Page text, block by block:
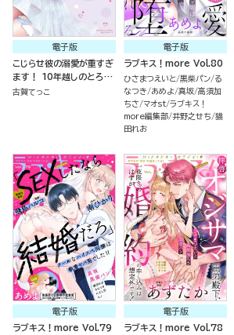
電子版
こじらせ彼の溺愛が重すぎ
ます！ 10年越しのとろ甘
えっち試してみる？ （4）
古賀てっこ
電子版
ラブキス！more Vol.80
ひさまつえいと 黒柴パン る
なつき
あめよ 真坂 高須加
ちさ マオst ラブキス！
more編集部 井野之せち 猫
田れお
電子版
ラブキス！more Vol.79
電子版
ラブキス！more Vol.78